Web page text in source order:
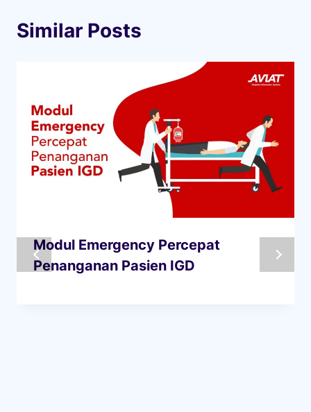
Similar Posts
Modul Emergency Percepat
Penanganan Pasien IGD